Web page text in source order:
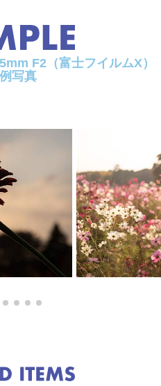
F2（富士フイルムX）
写真